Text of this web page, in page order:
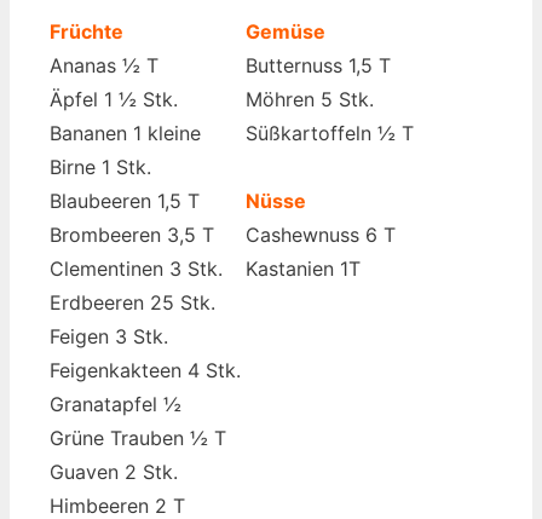
Früchte
Gemüse
Ananas ½ T
Butternuss 1,5 T
Äpfel 1 ½ Stk.
Möhren 5 Stk.
Bananen 1 kleine
Süßkartoffeln ½ T
Birne 1 Stk.
Blaubeeren 1,5 T
Nüsse
Brombeeren 3,5 T
Cashewnuss 6 T
Clementinen 3 Stk.
Kastanien 1T
Erdbeeren 25 Stk.
Feigen 3 Stk.
Feigenkakteen 4 Stk.
Granatapfel ½
Grüne Trauben ½ T
Guaven 2 Stk.
Himbeeren 2 T